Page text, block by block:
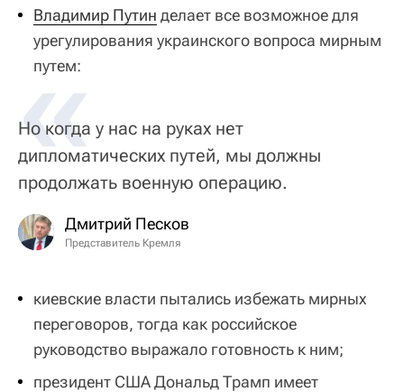
Владимир Путин делает все возможное для
урегулирования украинского вопроса мирным
путем:
«
Но когда у нас на руках нет
дипломатических путей, мы должны
продолжать военную операцию.
Дмитрий Песков
Представитель Кремля
киевские власти пытались избежать мирных
переговоров, тогда как российское
руководство выражало готовность к ним;
президент США Дональд Трамп имеет